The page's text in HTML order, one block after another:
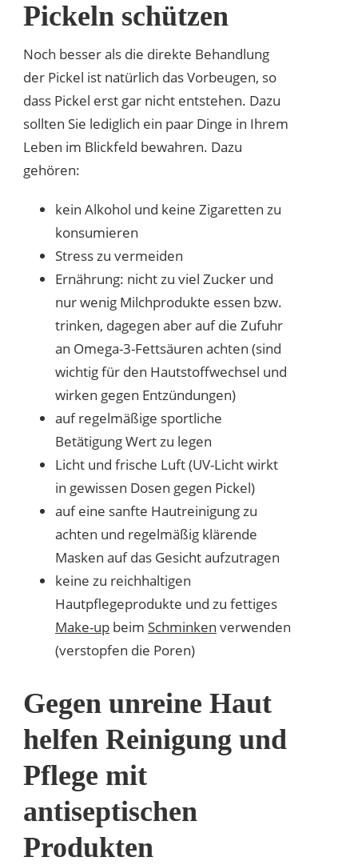
Pickeln schützen
Noch besser als die direkte Behandlung
der Pickel ist natürlich das Vorbeugen, so
dass Pickel erst gar nicht entstehen. Dazu
sollten Sie lediglich ein paar Dinge in Ihrem
Leben im Blickfeld bewahren. Dazu
gehören:
kein Alkohol und keine Zigaretten zu
konsumieren
Stress zu vermeiden
Ernährung: nicht zu viel Zucker und
nur wenig Milchprodukte essen bzw.
trinken, dagegen aber auf die Zufuhr
an Omega-3-Fettsäuren achten (sind
wichtig für den Hautstoffwechsel und
wirken gegen Entzündungen)
auf regelmäßige sportliche
Betätigung Wert zu legen
Licht und frische Luft (UV-Licht wirkt
in gewissen Dosen gegen Pickel)
auf eine sanfte Hautreinigung zu
achten und regelmäßig klärende
Masken auf das Gesicht aufzutragen
keine zu reichhaltigen
Hautpflegeprodukte und zu fettiges
Make-up beim Schminken verwenden
(verstopfen die Poren)
Gegen unreine Haut
helfen Reinigung und
Pflege mit
antiseptischen
Produkten